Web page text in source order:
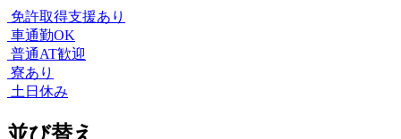
免許取得支援あり
車通勤OK
普通AT歓迎
寮あり
土日休み
並び替え